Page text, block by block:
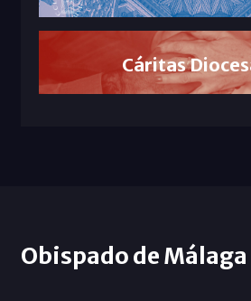
Cáritas
Obispado de Málaga